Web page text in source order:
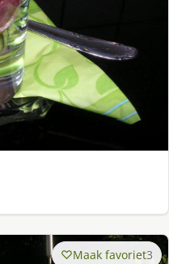
Maak favoriet3